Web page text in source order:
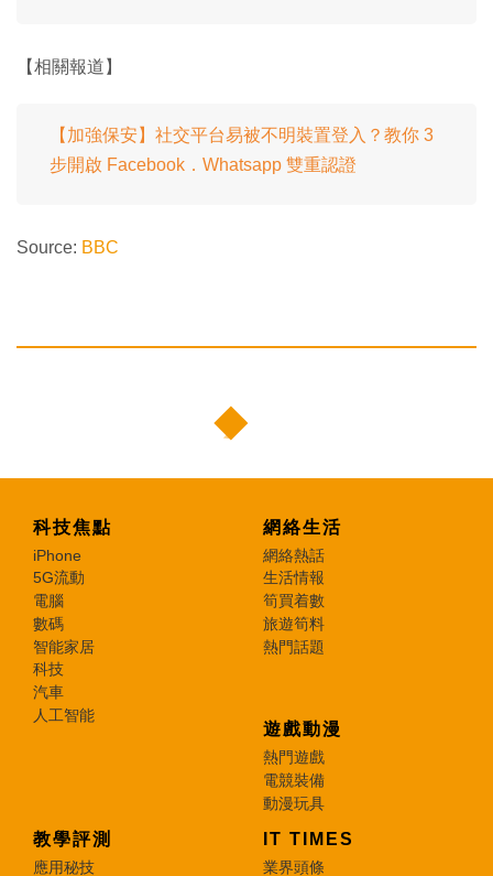
【相關報道】
【加強保安】社交平台易被不明裝置登入？教你 3
步開啟 Facebook．Whatsapp 雙重認證
Source: BBC
科技焦點
iPhone
5G流動
電腦
數碼
智能家居
科技
汽車
人工智能
網絡生活
網絡熱話
生活情報
筍買着數
旅遊筍料
熱門話題
遊戲動漫
熱門遊戲
電競裝備
動漫玩具
教學評測
應用秘技
IT TIMES
業界頭條